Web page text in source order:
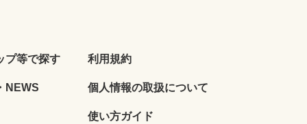
プ等で探す
NEWS
利用規約
個人情報の取扱について
使い方ガイド